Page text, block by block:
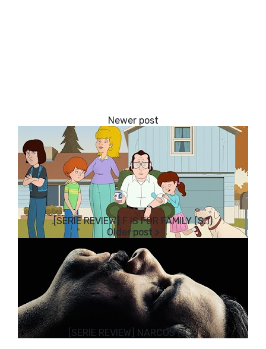
[SERIE REVIEW] F IS FOR FAMILY (S.1)
[SERIE REVIEW] NARCOS (S.2)